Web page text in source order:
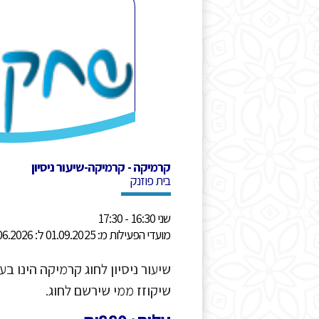
קרמיקה - קרמיקה-שיעור ניסיון
בית פוזנק
שני 16:30 - 17:30
מועדי הפעילות מ: 01.09.2025 ל: 30.06.2026
שיקוזז ממי שירשם לחוג.